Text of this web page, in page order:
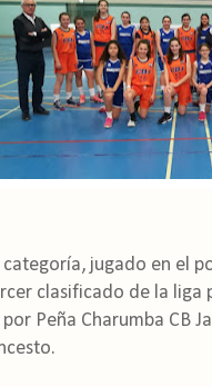
jugado en el
clasificado de la liga
Peña Charumba CB